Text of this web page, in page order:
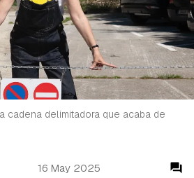
16 May 2025
cadena delimitadora que acaba de